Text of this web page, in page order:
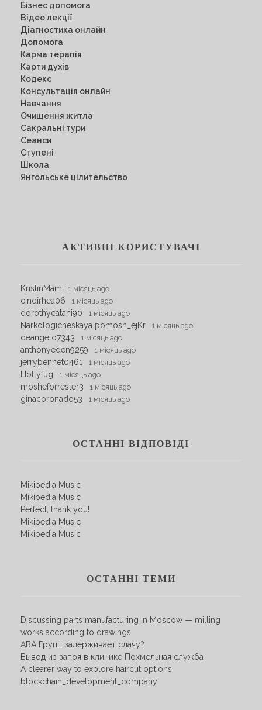
Бізнес допомога
Відео лекції
Діагностика онлайн
Допомога
Карма терапія
Карти духів
Кодекс
Консультація онлайн
Навчання
Очищення житла
Сакральні тури
Сеанси
Ступені
Школа
Янгольське цілительство
АКТИВНІ КОРИСТУВАЧІ
KristinMam 1 місяць ago
cindirhea06 1 місяць ago
dorothycatani90 1 місяць ago
Narkologicheskaya pomosh_ejKr 1 місяць ago
deangelo7343 1 місяць ago
anthonyeden9259 1 місяць ago
jerrybennet0461 1 місяць ago
Hollyfug 1 місяць ago
mosheforrester3 1 місяць ago
ginacoronado53 1 місяць ago
ОСТАННІ ВІДПОВІДІ
Mikipedia Music
Mikipedia Music
Perfect, thank you!
Mikipedia Music
Mikipedia Music
ОСТАННІ ТЕМИ
Discussing parts manufacturing in Moscow — milling
works according to drawings
АВА Групп задерживает сдачу?
Вывод из запоя в клинике Похмельная служба
A clearer way to explore haircut options
blockchain_development_company